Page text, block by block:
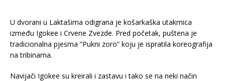
U dvorani u Laktašima odigrana je košarkaška utakmica
između Igokee i Crvene Zvezde. Pred početak, puštena je
tradicionalna pjesma ”Pukni zoro” koju je ispratila koreografija
na tribinama.
Navijači Igokee su kreirali i zastavu i tako se na neki način